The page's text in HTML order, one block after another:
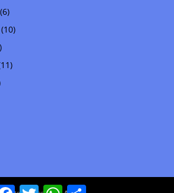
FacebookTwitterWhatsApp